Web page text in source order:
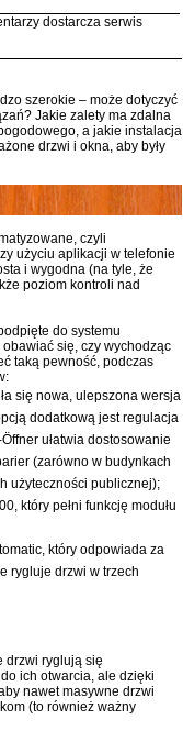
dostarcza serwis
szerokie – może dotyczyć
Jakie zalety ma zdalna
a jakie instalacja
drzwi i okna, aby były
czyli
użyciu aplikacji w telefonie
i wygodna (na tyle, że
poziom kontroli nad
do systemu
się, czy wychodząc
taką pewność, podczas
się nowa, ulepszona wersja
dodatkową jest regulacja
ułatwia dostosowanie
(zarówno w budynkach
użyteczności publicznej);
który pełni funkcję modułu
który odpowiada za
rygluje drzwi w trzech
drzwi ryglują się
ich otwarcia, ale dzięki
nawet masywne drzwi
(to również ważny